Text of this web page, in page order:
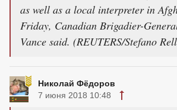
as well as a local interpreter in
Friday, Canadian Brigadier-
Vance said. (REUTERS/Stefano
Николай Фёдоров
7 июня 2018 10:48